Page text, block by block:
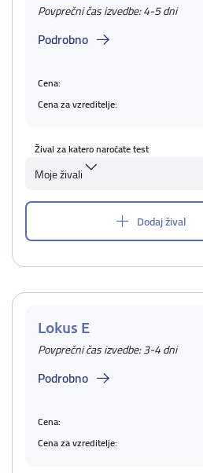
Povprečni čas izvedbe: 4-5 dni
Podrobno
Cena:
Cena za vzreditelje:
Žival za katero naročate test
Moje živali
Dodaj žival
Lokus E
Povprečni čas izvedbe: 3-4 dni
Podrobno
Cena:
Cena za vzreditelje: